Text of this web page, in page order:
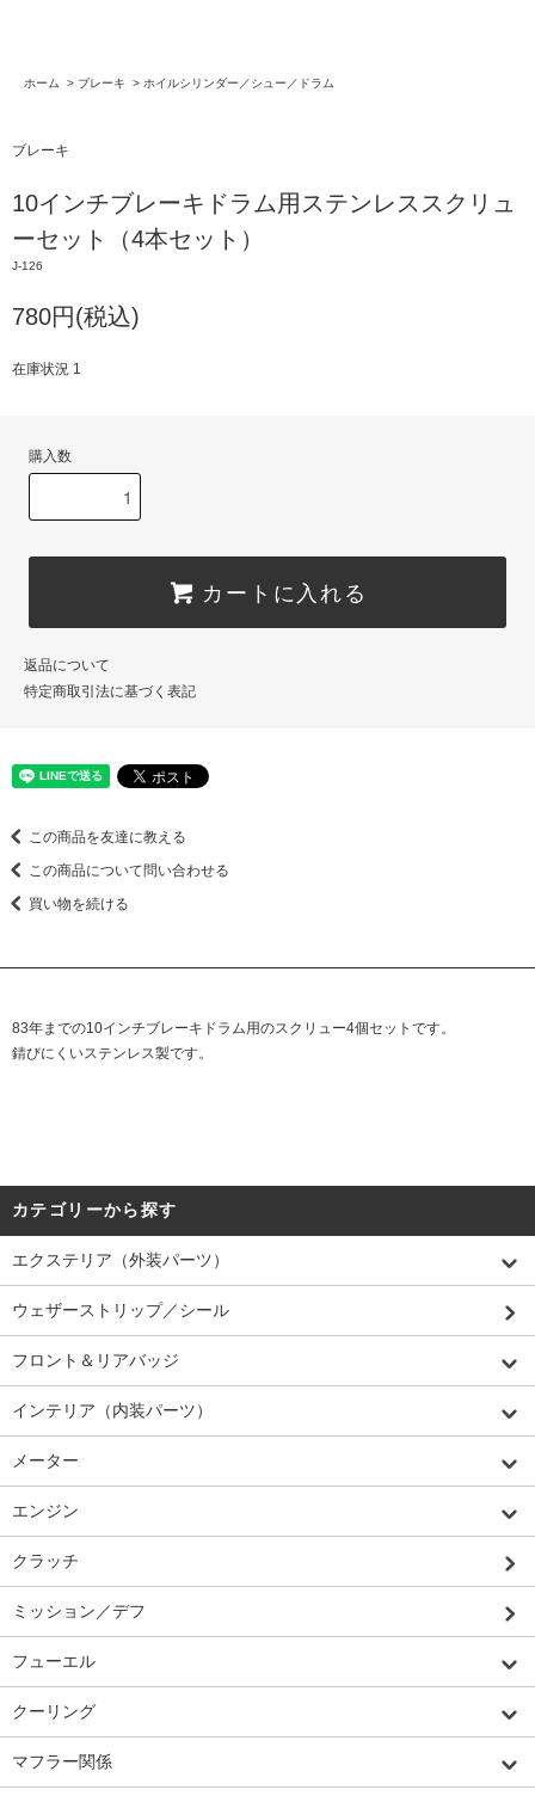
ホーム > ブレーキ > ホイルシリンダー／シュー／ドラム
ブレーキ
10インチブレーキドラム用ステンレススクリュ
ーセット（4本セット）
J-126
780円(税込)
在庫状況 1
購入数
カートに入れる
返品について
特定商取引法に基づく表記
この商品を友達に教える
この商品について問い合わせる
買い物を続ける
83年までの10インチブレーキドラム用のスクリュー4個セットです。
錆びにくいステンレス製です。
カテゴリーから探す
エクステリア（外装パーツ）
ウェザーストリップ／シール
フロント＆リアバッジ
インテリア（内装パーツ）
メーター
エンジン
クラッチ
ミッション／デフ
フューエル
クーリング
マフラー関係